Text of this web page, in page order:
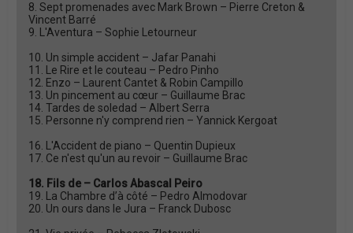
8. Sept promenades avec Mark Brown – Pierre Creton &
Vincent Barré
9. L'Aventura – Sophie Letourneur
10. Un simple accident – Jafar Panahi
11. Le Rire et le couteau – Pedro Pinho
12. Enzo – Laurent Cantet & Robin Campillo
13. Un pincement au cœur – Guillaume Brac
14. Tardes de soledad – Albert Serra
15. Personne n'y comprend rien – Yannick Kergoat
16. L'Accident de piano – Quentin Dupieux
17. Ce n'est qu'un au revoir – Guillaume Brac
18. Fils de – Carlos Abascal Peiro
19. La Chambre d’à côté – Pedro Almodovar
20. Un ours dans le Jura – Franck Dubosc